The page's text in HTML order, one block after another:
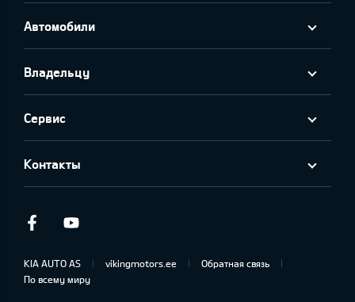
Автомобили
Владельцу
Сервис
Контакты
Facebook
KIA AUTO AS vikingmotors.ee
Обратная связь
По всему миру